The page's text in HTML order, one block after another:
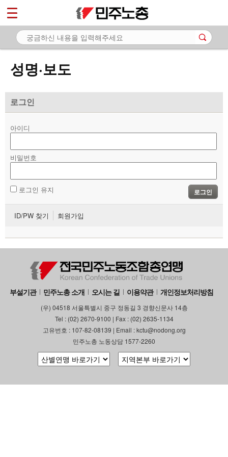
성명·보도
로그인
아이디
비밀번호
로그인 유지 로그인
ID/PW 찾기 회원가입
부설기관 민주노총 소개 오시는 길 이용약관 개인정보처리방침
(우) 04518 서울특별시 중구 정동길 3 경향신문사 14층
Tel : (02) 2670-9100 | Fax : (02) 2635-1134
고유번호 : 107-82-08139 | Email : kctu@nodong.org
민주노총 노동상담 1577-2260
마이페이지
소개
- 공지사항
- 성명·보도
자료
부설기관
업무